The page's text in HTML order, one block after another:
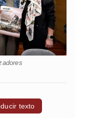
texto